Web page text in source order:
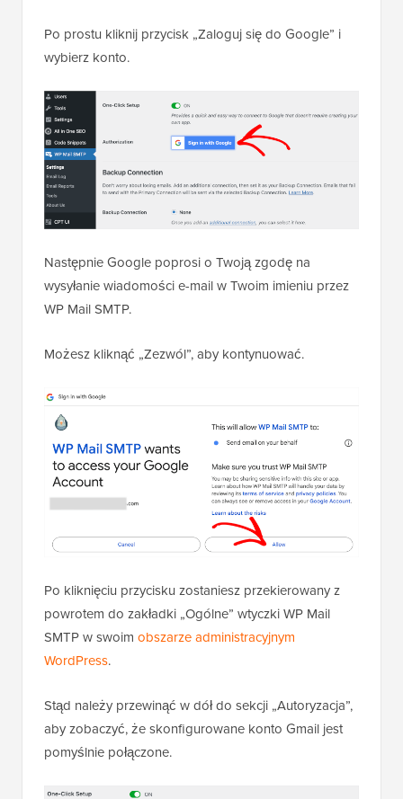
Po prostu kliknij przycisk „Zaloguj się do Google” i
wybierz konto.
Następnie Google poprosi o Twoją zgodę na
wysyłanie wiadomości e-mail w Twoim imieniu przez
WP Mail SMTP.
Możesz kliknąć „Zezwól”, aby kontynuować.
Po kliknięciu przycisku zostaniesz przekierowany z
powrotem do zakładki „Ogólne” wtyczki WP Mail
SMTP w swoim obszarze administracyjnym
WordPress.
Stąd należy przewinąć w dół do sekcji „Autoryzacja”,
aby zobaczyć, że skonfigurowane konto Gmail jest
pomyślnie połączone.